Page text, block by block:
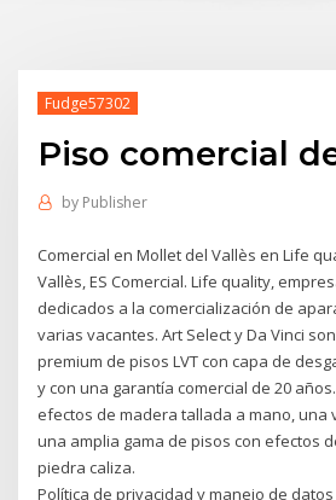
Fudge57302
Piso comercial
by Publisher
Comercial en Mollet del Vallès en Life
Vallès, ES Comercial. Life quality,
dedicados a la comercialización de
varias vacantes. Art Select y Da Vinci
premium de pisos LVT con capa de
y con una garantía comercial de 20
efectos de madera tallada a mano,
una amplia gama de pisos con efectos
piedra caliza.
Política de privacidad y manejo de